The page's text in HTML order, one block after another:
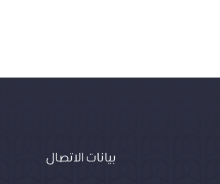
بيانات الاتصال